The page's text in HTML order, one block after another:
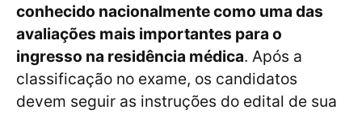
conhecido nacionalmente como uma das
avaliações mais importantes para o
ingresso na residência médica. Após a
classificação no exame, os candidatos
devem seguir as instruções do edital de sua